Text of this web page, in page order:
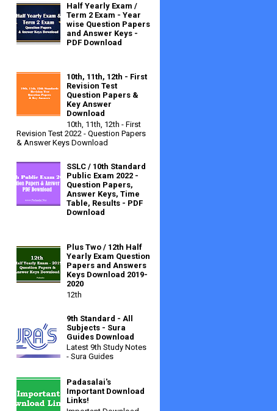
Half Yearly Exam /
Term 2 Exam - Year
wise Question Papers
and Answer Keys -
PDF Download
10th, 11th, 12th - First
Revision Test
Question Papers &
Key Answer
Download
10th, 11th, 12th - First
Revision Test 2022 - Question Papers
& Answer Keys Download
SSLC / 10th Standard
Public Exam 2022 -
Question Papers,
Answer Keys, Time
Table, Results - PDF
Download
Plus Two / 12th Half
Yearly Exam Question
Papers and Answers
Keys Download 2019-
2020
12th
9th Standard - All
Subjects - Sura
Guides Download
Latest 9th Study Notes
- Sura Guides
Padasalai's
Important Download
Links!